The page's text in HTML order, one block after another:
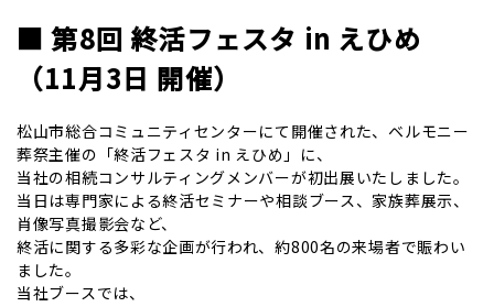
■ 第8回 終活フェスタ in えひめ
（11月3日 開催）
松山市総合コミュニティセンターにて開催された、ベルモニー
葬祭主催の「終活フェスタ in えひめ」に、
当社の相続コンサルティングメンバーが初出展いたしました。
当日は専門家による終活セミナーや相談ブース、家族葬展示、
肖像写真撮影会など、
終活に関する多彩な企画が行われ、約800名の来場者で賑わい
ました。
当社ブースでは、